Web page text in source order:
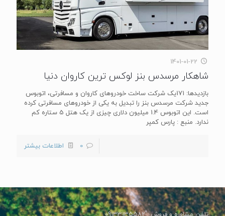
1401-01-22
شاهکار مرسدس بنز لوکس ترین کاروان دنیا
بازدیدها: 171یک شرکت ساخت خودروهای کاروان و مسافرتی، اتوبوس
جدید شرکت مرسدس بنز را تبدیل به یکی از خودروهای مسافرتی کرده
است. این اتوبوس 1.4 میلیون دلاری چیزی از یک هتل 5 ستاره کم
ندارد. منبع : پارس کمپر
0 اطلاعات بیشتر